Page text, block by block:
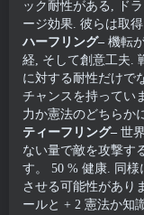
ック耐性がある, ド
ージ効果. 彼らは取
ハーフリング– 機転
経, そして創意工夫.
に対する耐性だけで
チャンスを持ってい
力か憲法のどちらか
ティーフリング– 世
ない量で敵を攻撃す
す。 50 % 健康. 同
させる可能性があり
ールと + 2 憲法か知